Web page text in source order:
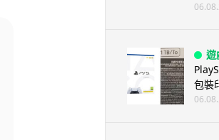
遊
包裝